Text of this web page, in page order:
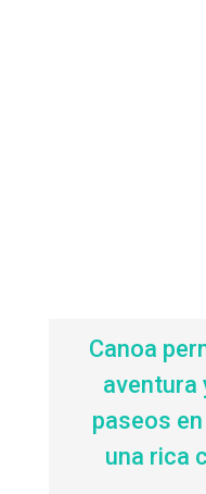
Canoa
aventura
paseos
una rica